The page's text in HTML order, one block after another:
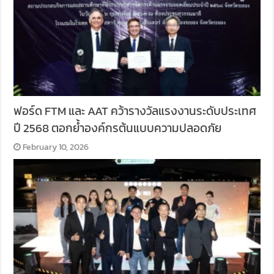
ฟอร์ด FTM และ AAT คว้ารางวัลแรงงานระดับประเทศ
ปี 2568 ตอกย้ำองค์กรต้นแบบความปลอดภัย
February 10, 2026